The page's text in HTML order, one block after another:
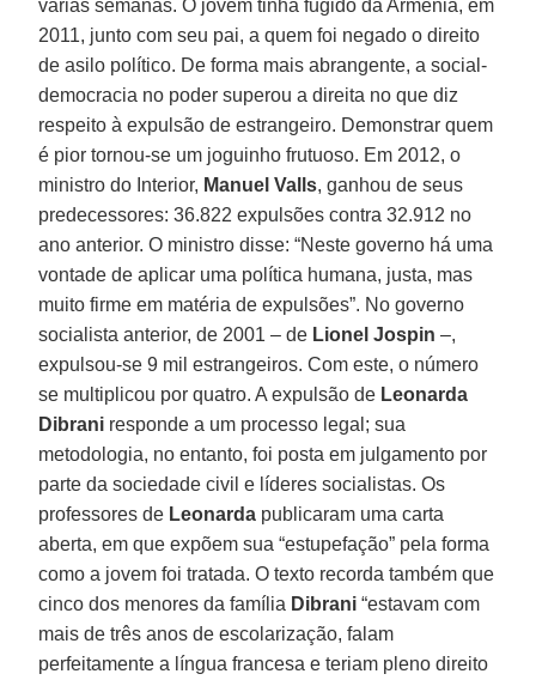
várias semanas. O jovem tinha fugido da Armênia, em
2011, junto com seu pai, a quem foi negado o direito
de asilo político. De forma mais abrangente, a social-
democracia no poder superou a direita no que diz
respeito à expulsão de estrangeiro. Demonstrar quem
é pior tornou-se um joguinho frutuoso. Em 2012, o
ministro do Interior, Manuel Valls, ganhou de seus
predecessores: 36.822 expulsões contra 32.912 no
ano anterior. O ministro disse: “Neste governo há uma
vontade de aplicar uma política humana, justa, mas
muito firme em matéria de expulsões”. No governo
socialista anterior, de 2001 – de Lionel Jospin –,
expulsou-se 9 mil estrangeiros. Com este, o número
se multiplicou por quatro. A expulsão de Leonarda
Dibrani responde a um processo legal; sua
metodologia, no entanto, foi posta em julgamento por
parte da sociedade civil e líderes socialistas. Os
professores de Leonarda publicaram uma carta
aberta, em que expõem sua “estupefação” pela forma
como a jovem foi tratada. O texto recorda também que
cinco dos menores da família Dibrani “estavam com
mais de três anos de escolarização, falam
perfeitamente a língua francesa e teriam pleno direito